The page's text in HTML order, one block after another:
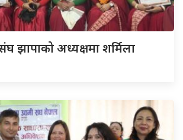
झापाको अध्यक्षमा शर्मिला